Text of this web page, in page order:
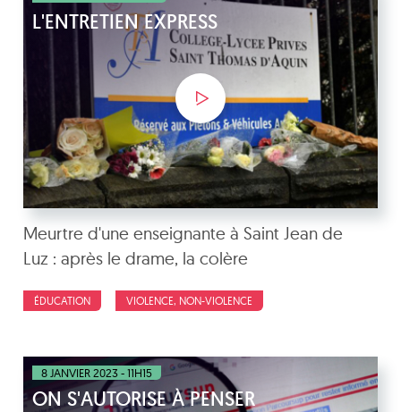
L'ENTRETIEN EXPRESS
Meurtre d'une enseignante à Saint Jean de
Luz : après le drame, la colère
ÉDUCATION VIOLENCE, NON-VIOLENCE
8 JANVIER 2023 - 11H15
ON S'AUTORISE À PENSER